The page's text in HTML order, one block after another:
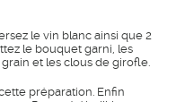
le vin blanc ainsi que 2
le bouquet garni, les
et les clous de girofle.
préparation. Enfin